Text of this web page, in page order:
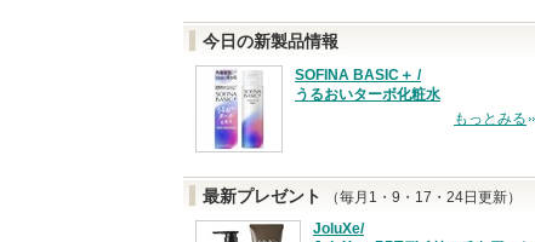
今日の新製品情報
SOFINA BASIC＋ /
うるおいターボ化粧水
もっとみる
最新プレゼント
（毎月1・9・17・24日更新）
JoluXe/